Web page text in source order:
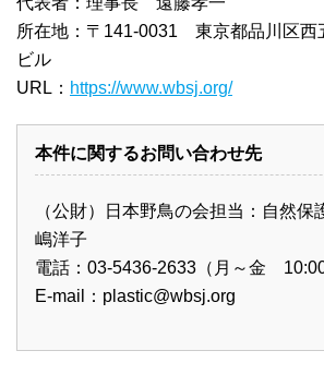
所在地：〒141-0031 東京都品川区西
ビル
URL： https://www.wbsj.org/
本件に関するお問い合わせ先
（公財）日本野鳥の会担当：自然
嶋洋子
電話：03-5436-2633（月～金 10:00
E-mail： plastic@wbsj.org